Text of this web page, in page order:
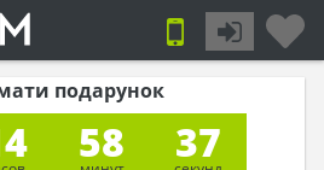
подарунок
58 36